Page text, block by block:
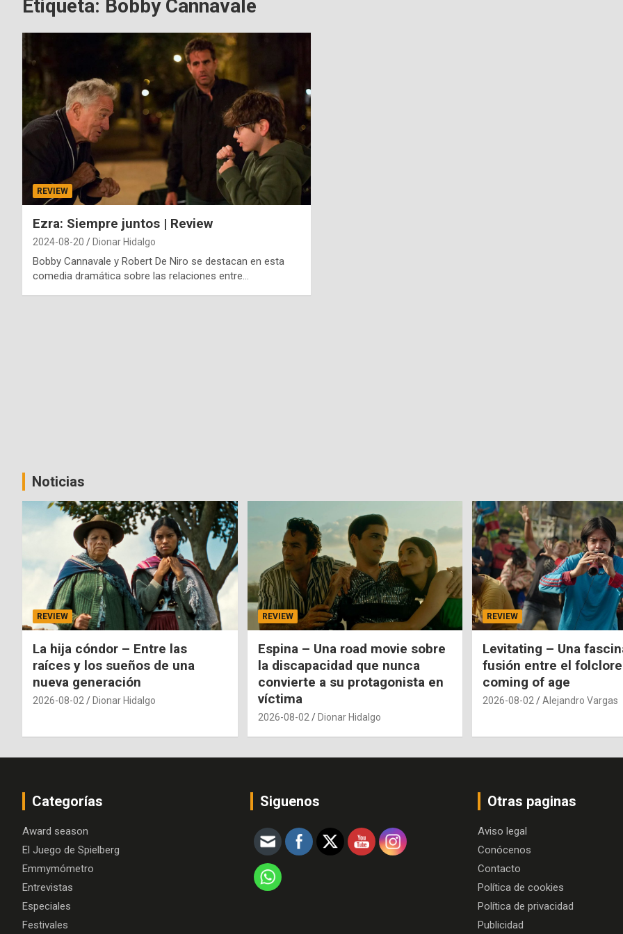
Etiqueta: Bobby Cannavale
REVIEW
Ezra: Siempre juntos | Review
2024-08-20 Dionar Hidalgo
Bobby Cannavale y Robert De Niro se destacan en esta
comedia dramática sobre las relaciones entre…
Noticias
REVIEW
La hija cóndor – Entre las
raíces y los sueños de una
nueva generación
2026-08-02 Dionar Hidalgo
REVIEW
Espina – Una road movie sobre
la discapacidad que nunca
convierte a su protagonista en
víctima
2026-08-02 Dionar Hidalgo
REVIEW
Levitating – Una
fusión entre el
coming of age
2026-08-02 Alejandro Vargas
Categorías
Award season
El Juego de Spielberg
Emmymómetro
Entrevistas
Especiales
Festivales
Siguenos Otras paginas
Aviso legal
Conócenos
Contacto
Política de cookies
Política de privacidad
Publicidad